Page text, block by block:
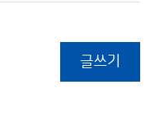
글쓰기